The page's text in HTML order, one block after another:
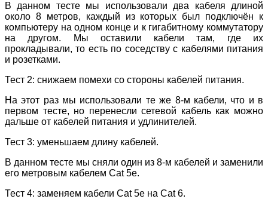
В данном тесте мы использовали два кабеля длиной
около 8 метров, каждый из которых был подключён к
компьютеру на одном конце и к гигабитному коммутатору
на другом. Мы оставили кабели там, где их
прокладывали, то есть по соседству с кабелями питания
и розетками.
Тест 2: снижаем помехи со стороны кабелей питания.
На этот раз мы использовали те же 8-м кабели, что и в
первом тесте, но перенесли сетевой кабель как можно
дальше от кабелей питания и удлинителей.
Тест 3: уменьшаем длину кабелей.
В данном тесте мы сняли один из 8-м кабелей и заменили
его метровым кабелем Cat 5e.
Тест 4: заменяем кабели Cat 5e на Cat 6.